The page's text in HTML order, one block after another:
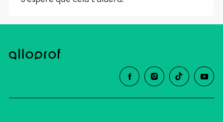
et leurs parents dans la réussite